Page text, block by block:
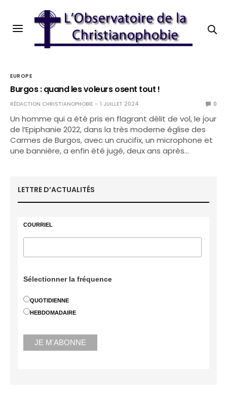
EUROPE
Burgos : quand les voleurs osent tout !
RÉDACTION CHRISTIANOPHOBIE 1 JUILLET 2024 0
Un homme qui a été pris en flagrant délit de vol, le jour
de l’Epiphanie 2022, dans la très moderne église des
Carmes de Burgos, avec un crucifix, un microphone et
une bannière, a enfin été jugé, deux ans après…
LETTRE D’ACTUALITÉS
COURRIEL
Sélectionner la fréquence
QUOTIDIENNE
HEBDOMADAIRE